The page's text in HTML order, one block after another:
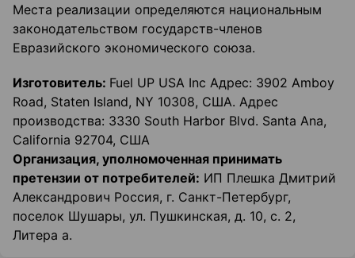
Места реализации определяются национальным
законодательством государств-членов
Евразийского экономического союза.
Изготовитель: Fuel UP USA Inc Адрес: 3902 Amboy
Road, Staten Island, NY 10308, США. Адрес
производства: 3330 South Harbor Blvd. Santa Ana,
California 92704, США
Организация, уполномоченная принимать
претензии от потребителей: ИП Плешка Дмитрий
Александрович Россия, г. Санкт-Петербург,
поселок Шушары, ул. Пушкинская, д. 10, c. 2,
Литера а.